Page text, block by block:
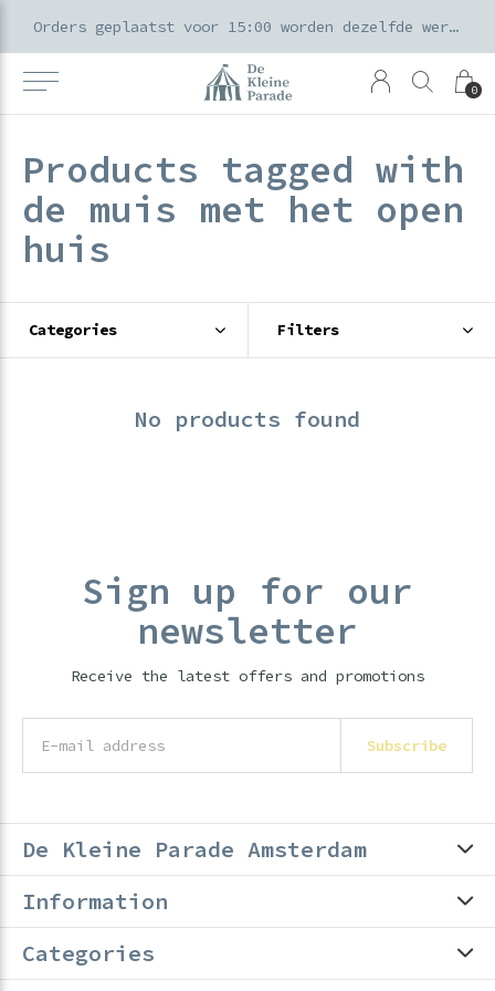
0
Orders geplaatst voor 15:00 worden dezelfde werkdag verzonden
Products tagged with
de muis met het open
huis
Categories Filters
No products found
Sign up for our
newsletter
Receive the latest offers and promotions
Subscribe
De Kleine Parade Amsterdam
Information
Categories